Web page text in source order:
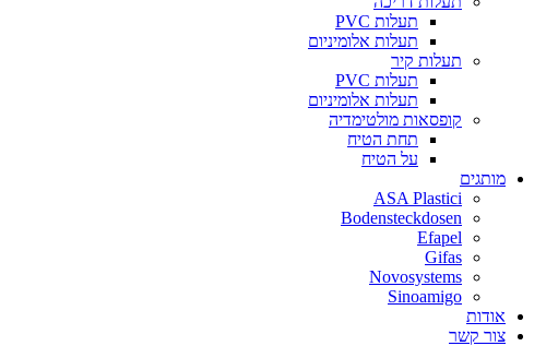
תעלות PVC
תעלות אלומיניום
תעלות קיר
תעלות PVC
תעלות אלומיניום
קופסאות מולטימדיה
תחת הטיח
על הטיח
מותגים
ASA Plastici
Bodensteckdosen
Efapel
Gifas
Novosystems
Sinoamigo
אודות
צור קשר